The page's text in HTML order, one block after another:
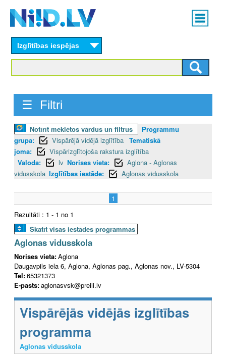
content
Main
menu
Izglītības iespējas
☰ Filtri
Notīrīt meklētos vārdus un filtrus
Programmu
grupa:
Vispārējā vidējā izglītība Tematiskā
joma:
Vispārizglītojoša rakstura izglītība
Valoda:
lv Norises vieta:
Aglona - Aglonas
vidusskola Izglītības iestāde: Aglonas vidusskola
1
Rezultāti : 1 - 1 no 1
Skatīt visas iestādes programmas
Aglonas vidusskola
Norises vieta:Aglona
Daugavpils iela 6, Aglona, Aglonas pag., Aglonas nov., LV-5304
Tel:65321373
E-pasts:aglonasvsk@preili.lv
Vispārējās vidējās izglītības
programma
Aglonas vidusskola